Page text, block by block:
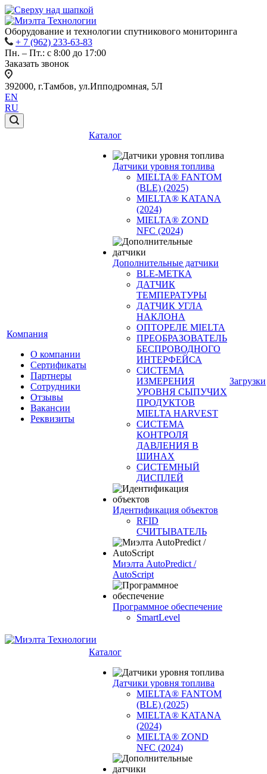
Оборудование и технологии спутникового мониторинга
+ 7 (962) 233-63-83
Пн. – Пт.: с 8:00 до 17:00
Заказать звонок
392000, г.Тамбов, ул.Ипподромная, 5Л
EN
RU
Компания
О компании
Сертификаты
Партнеры
Сотрудники
Отзывы
Вакансии
Реквизиты
Каталог
Датчики уровня топлива
MIELTA® FANTOM
(BLE) (2025)
MIELTA® KATANA
(2024)
MIELTA® ZOND
NFC (2024)
Дополнительные датчики
BLE-МЕТКА
ДАТЧИК
ТЕМПЕРАТУРЫ
ДАТЧИК УГЛА
НАКЛОНА
ОПТОРЕЛЕ MIELTA
ПРЕОБРАЗОВАТЕЛЬ
БЕСПРОВОДНОГО
ИНТЕРФЕЙСА
СИСТЕМА
ИЗМЕРЕНИЯ
УРОВНЯ СЫПУЧИХ
ПРОДУКТОВ
MIELTA HARVEST
СИСТЕМА
КОНТРОЛЯ
ДАВЛЕНИЯ В
ШИНАХ
СИСТЕМНЫЙ
ДИСПЛЕЙ
Идентификация объектов
RFID
СЧИТЫВАТЕЛЬ
Миэлта AutoPredict /
AutoScript
Программное обеспечение
SmartLevel
Загрузки
Каталог
Датчики уровня топлива
MIELTA® FANTOM
(BLE) (2025)
MIELTA® KATANA
(2024)
MIELTA® ZOND
NFC (2024)